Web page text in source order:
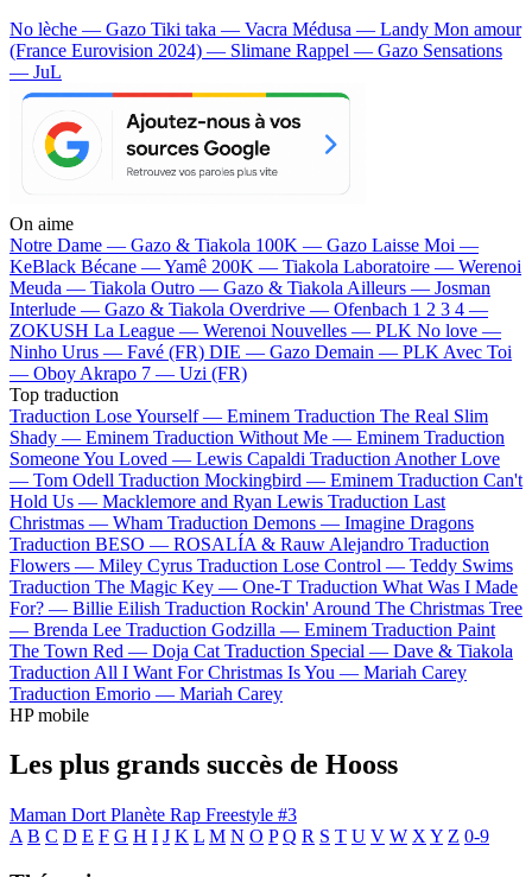
No lèche — Gazo Tiki taka — Vacra Médusa — Landy Mon amour
(France Eurovision 2024) — Slimane Rappel — Gazo Sensations
— JuL
On aime
Notre Dame — Gazo & Tiakola 100K — Gazo Laisse Moi —
KeBlack Bécane —Yamê 200K — Tiakola Laboratoire — Werenoi
Meuda — Tiakola Outro — Gazo & Tiakola Ailleurs — Josman
Interlude — Gazo & Tiakola Overdrive — Ofenbach 1 2 3 4 —
ZOKUSH La League — Werenoi Nouvelles — PLK No love —
Ninho Urus — Favé (FR) DIE — Gazo Demain — PLK Avec Toi
— Oboy Akrapo 7 — Uzi (FR)
Top traduction
Traduction Lose Yourself — Eminem Traduction The Real Slim
Shady — Eminem Traduction Without Me — Eminem Traduction
Someone You Loved — Lewis Capaldi Traduction Another Love
— Tom Odell Traduction Mockingbird — Eminem Traduction Can't
Hold Us — Macklemore and Ryan Lewis Traduction Last
Christmas — Wham Traduction Demons — Imagine Dragons
Traduction BESO — ROSALÍA & Rauw Alejandro Traduction
Flowers — Miley Cyrus Traduction Lose Control — Teddy Swims
Traduction The Magic Key — One-T Traduction What Was I Made
For? — Billie Eilish Traduction Rockin' Around The Christmas Tree
— Brenda Lee Traduction Godzilla — Eminem Traduction Paint
The Town Red — Doja Cat Traduction Special — Dave & Tiakola
Traduction All I Want For Christmas Is You — Mariah Carey
Traduction Emorio — Mariah Carey
HP mobile
Les plus grands succès de Hooss
Maman Dort Planète Rap Freestyle #3
A B C D E F G H I J K L M N O P Q R S T U V W X Y Z 0-9